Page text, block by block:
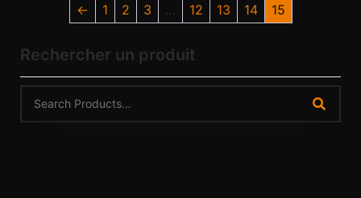
← 1 2 3 … 12 13 14 15
Rechercher un produit